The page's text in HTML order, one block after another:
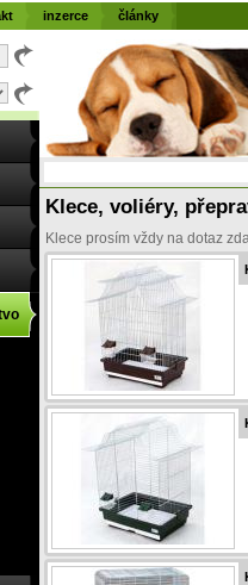
Klece, voliéry,
Klece prosím vždy na dotaz
inzerce články